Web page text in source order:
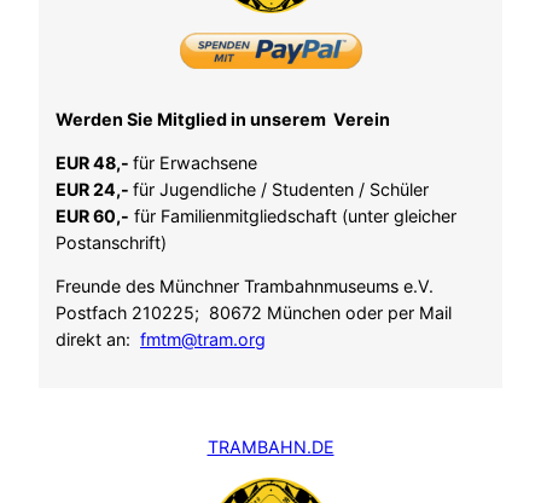
Werden Sie Mitglied in unserem Verein
EUR 48,- für Erwachsene
EUR 24,- für Jugendliche / Studenten / Schüler
EUR 60,- für Familienmitgliedschaft (unter gleicher
Postanschrift)
Freunde des Münchner Trambahnmuseums e.V.
Postfach 210225; 80672 München oder per Mail
direkt an: fmtm@tram.org
TRAMBAHN.DE